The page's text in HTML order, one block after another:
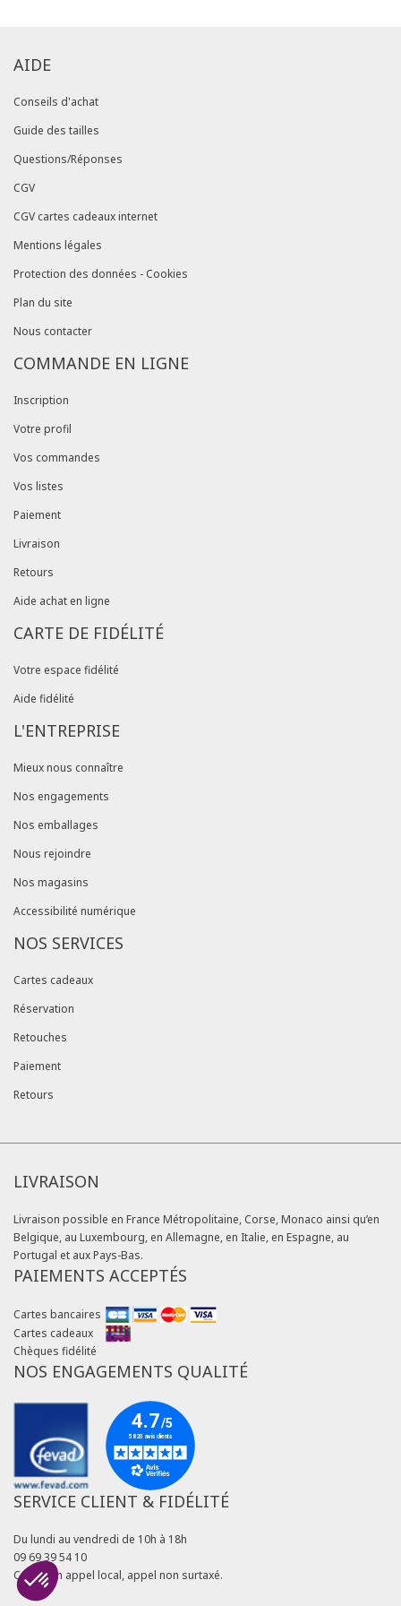
AIDE
Conseils d'achat
Guide des tailles
Questions/Réponses
CGV
CGV cartes cadeaux internet
Mentions légales
Protection des données - Cookies
Plan du site
Nous contacter
COMMANDE EN LIGNE
Inscription
Votre profil
Vos commandes
Vos listes
Paiement
Livraison
Retours
Aide achat en ligne
CARTE DE FIDÉLITÉ
Votre espace fidélité
Aide fidélité
L'ENTREPRISE
Mieux nous connaître
Nos engagements
Nos emballages
Nous rejoindre
Nos magasins
Accessibilité numérique
NOS SERVICES
Cartes cadeaux
Réservation
Retouches
Paiement
Retours
LIVRAISON
Livraison possible en France Métropolitaine, Corse, Monaco ainsi qu’en
Belgique, au Luxembourg, en Allemagne, en Italie, en Espagne, au
Portugal et aux Pays-Bas.
PAIEMENTS ACCEPTÉS
Cartes bancaires
Cartes cadeaux
Chèques fidélité
NOS ENGAGEMENTS QUALITÉ
SERVICE CLIENT & FIDÉLITÉ
Du lundi au vendredi de 10h à 18h
09 69 39 54 10
Coût d'un appel local, appel non surtaxé.